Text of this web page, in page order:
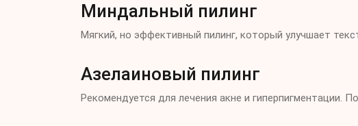
Миндальный пилинг
Мягкий, но эффективный пилинг, который улучшает
Азелаиновый пилинг
Рекомендуется для лечения акне и гиперпигментации.